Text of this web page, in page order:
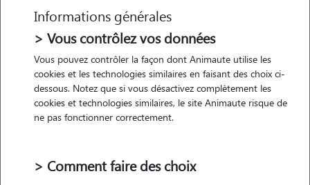
ESTRETEFONDS
• 20 ans
5 animaux
Informations générales
> Vous contrôlez vos données
Vous pouvez contrôler la façon dont Animaute utilise les
cookies et les technologies similaires en faisant des choix ci-
dessous. Notez que si vous désactivez complètement les
cookies et technologies similaires, le site Animaute risque de
ne pas fonctionner correctement.
> Comment faire des choix